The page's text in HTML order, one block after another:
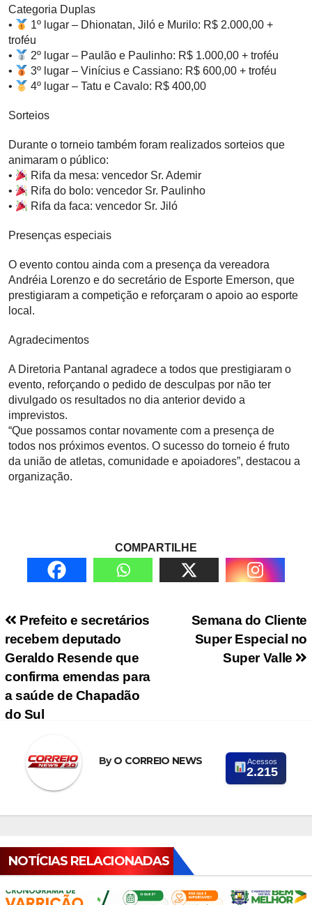
Categoria Duplas
•
1º lugar – Dhionatan, Jiló e Murilo: R$ 2.000,00 +
troféu
•
2º lugar – Paulão e Paulinho: R$ 1.000,00 + troféu
•
3º lugar – Vinícius e Cassiano: R$ 600,00 + troféu
•
4º lugar – Tatu e Cavalo: R$ 400,00
Sorteios
Durante o torneio também foram realizados sorteios que
animaram o público:
•
Rifa da mesa: vencedor Sr. Ademir
•
Rifa do bolo: vencedor Sr. Paulinho
•
Rifa da faca: vencedor Sr. Jiló
Presenças especiais
O evento contou ainda com a presença da vereadora
Andréia Lorenzo e do secretário de Esporte Emerson, que
prestigiaram a competição e reforçaram o apoio ao esporte
local.
Agradecimentos
A Diretoria Pantanal agradece a todos que prestigiaram o
evento, reforçando o pedido de desculpas por não ter
divulgado os resultados no dia anterior devido a
imprevistos.
“Que possamos contar novamente com a presença de
todos nos próximos eventos. O sucesso do torneio é fruto
da união de atletas, comunidade e apoiadores”, destacou a
organização.
COMPARTILHE
Navegação de PostSemana do Cliente
Super Especial no
Super Valle
Prefeito e secretários
recebem deputado
Geraldo Resende que
confirma emendas para
a saúde de Chapadão
do Sul
ByO CORREIO NEWS Acessos
2.215
NOTÍCIAS RELACIONADAS